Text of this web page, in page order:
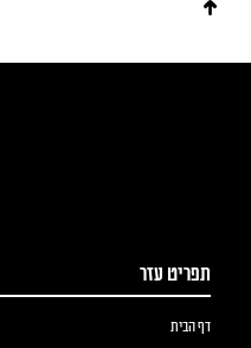
תפריט עזר
דף הבית